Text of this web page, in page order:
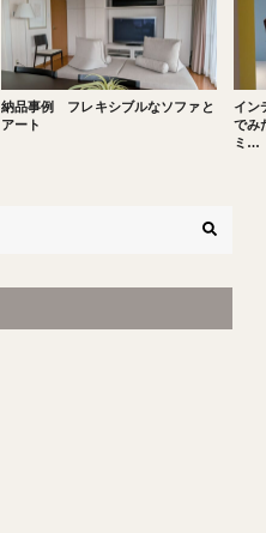
納品事例 フレキシブルなソファと
アート
イン
でみ
ミ…